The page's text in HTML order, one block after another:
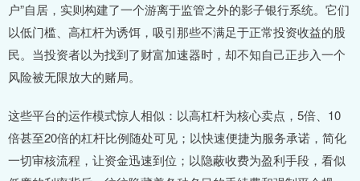
户”自居，实则构建了一个游离于监管之外的影子银行系统。它们
以低门槛、高杠杆为诱饵，吸引那些不满足于正常投资收益的股
民。当投资者以为找到了财富加速器时，却不知自己正步入一个
风险被无限放大的赌局。
这些平台的运作模式惊人相似：以高杠杆为核心卖点，5倍、10
倍甚至20倍的杠杆比例随处可见；以快速便捷为服务承诺，简化
一切审核流程，让资金迅速到位；以隐蔽收费为盈利手段，看似